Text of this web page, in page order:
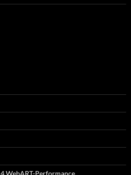
WebART-Performance